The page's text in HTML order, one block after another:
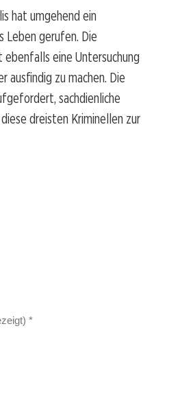
hat umgehend ein
Leben gerufen. Die
eine Untersuchung
ausfindig zu machen. Die
sachdienliche
dreisten Kriminellen zur